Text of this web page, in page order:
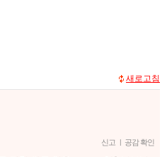
새로고침
신고 | 공감 확인